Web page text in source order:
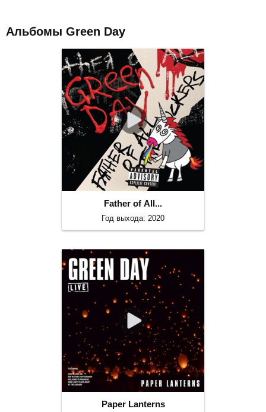
Альбомы Green Day
Father of All...
Год выхода: 2020
Paper Lanterns